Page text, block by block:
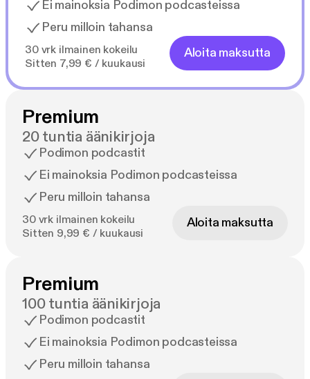
Ei mainoksia Podimon podcasteissa
Peru milloin tahansa
30 vrk ilmainen kokeilu
Sitten 7,99 € / kuukausi
Aloita maksutta
Premium
20 tuntia äänikirjoja
Podimon podcastit
Ei mainoksia Podimon podcasteissa
Peru milloin tahansa
30 vrk ilmainen kokeilu
Sitten 9,99 € / kuukausi
Aloita maksutta
Premium
100 tuntia äänikirjoja
Podimon podcastit
Ei mainoksia Podimon podcasteissa
Peru milloin tahansa